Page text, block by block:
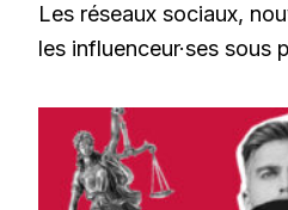
Les réseaux sociaux,
les influenceur·ses sous